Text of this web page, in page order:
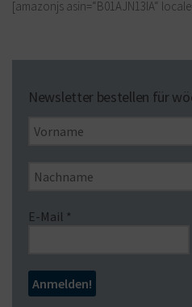
[amazonjs asin=“B01AJN13IA“
Newsletter bestellen für
E-Mail *